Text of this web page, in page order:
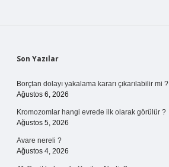
Sidebar
Son Yazılar
Borçtan dolayı yakalama kararı çıkarılabilir mi ?
Ağustos 6, 2026
Kromozomlar hangi evrede ilk olarak görülür ?
Ağustos 5, 2026
Avare nereli ?
Ağustos 4, 2026